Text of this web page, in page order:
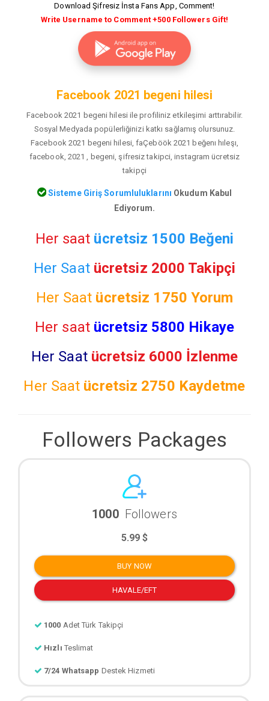
Download Şifresiz İnsta Fans App, Comment!
Write Username to Comment +500 Followers Gift!
Facebook 2021 begeni hilesi
Facebook 2021 begeni hilesi ile profiliniz etkileşimi arttırabilir.
Sosyal Medyada popülerliğinizi katkı sağlamış olursunuz.
Facebook 2021 begeni hilesi, faÇeböök 2021 beğenı hıleşı,
facebook, 2021 , begeni, şifresiz takipci, instagram ücretsiz
takipçi
Sisteme Giriş Sorumluluklarını Okudum Kabul
Ediyorum.
Her saat ücretsiz 1500 Beğeni
Her Saat ücretsiz 2000 Takipçi
Her Saat ücretsiz 1750 Yorum
Her saat ücretsiz 5800 Hikaye
Her Saat ücretsiz 6000 İzlenme
Her Saat ücretsiz 2750 Kaydetme
Followers Packages
1000 Followers
5.99 $
BUY NOW
HAVALE/EFT
1000 Adet Türk Takipçi
Hızlı Teslimat
7/24 Whatsapp Destek Hizmeti